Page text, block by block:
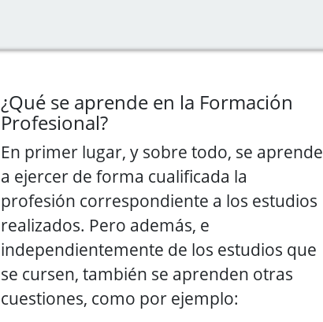
¿Qué se aprende en la Formación
Profesional?
En primer lugar, y sobre todo, se aprende
a ejercer de forma cualificada la
profesión correspondiente a los estudios
realizados. Pero además, e
independientemente de los estudios que
se cursen, también se aprenden otras
cuestiones, como por ejemplo: